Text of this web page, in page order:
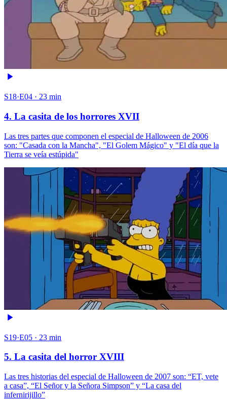
S18·E04 · 23 min
4. La casita de los horrores XVII
Las tres partes que componen el especial de Halloween de 2006
son: "Casada con la Mancha", "El Golem Mágico" y "El día que la
Tierra se veía estúpida"
S19·E05 · 23 min
5. La casita del horror XVIII
Las tres historias del especial de Halloween de 2007 son: “ET, vete
a casa”, “El Señor y la Señora Simpson” y “La casa del
infernirijillo”